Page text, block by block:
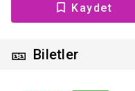
Kaydet
🎫 Biletler